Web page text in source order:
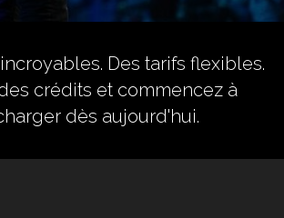
Des tarifs flexibles.
crédits et commencez à
dès aujourd'hui.